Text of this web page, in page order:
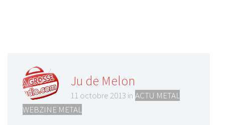
Ju de Melon
11 octobre 2013 in ACTU METAL
WEBZINE METAL